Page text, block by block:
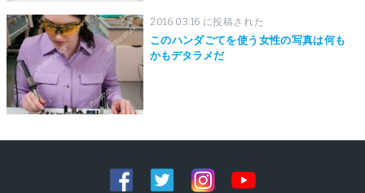
2016.03.16 に投稿された
このハンダごてを使う女性の写真は何も
かもデタラメだ